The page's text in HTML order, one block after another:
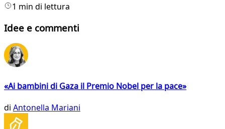
1 min di lettura
Idee e commenti
«Ai bambini di Gaza il Premio Nobel per la pace»
di Antonella Mariani